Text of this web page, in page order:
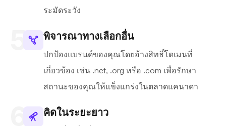
ระมัดระวัง
พิจารณาทางเลือกอื่น
ปกป้องแบรนด์ของคุณโดยอ้างสิทธิ์โดเมนที่
เกี่ยวข้อง เช่น .net, .org หรือ .com เพื่อรักษา
สถานะของคุณให้แข็งแกร่งในตลาดแคนาดา
คิดในระยะยาว